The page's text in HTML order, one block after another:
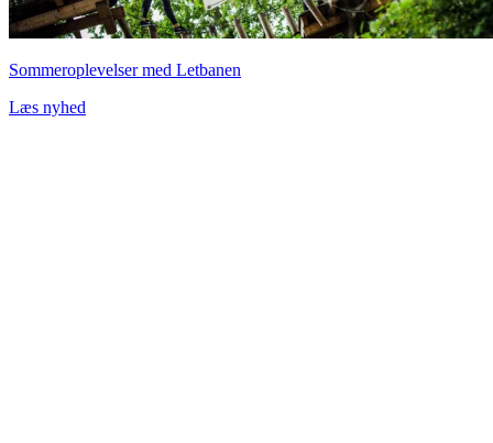
Sommeroplevelser med Letbanen
Læs nyhed